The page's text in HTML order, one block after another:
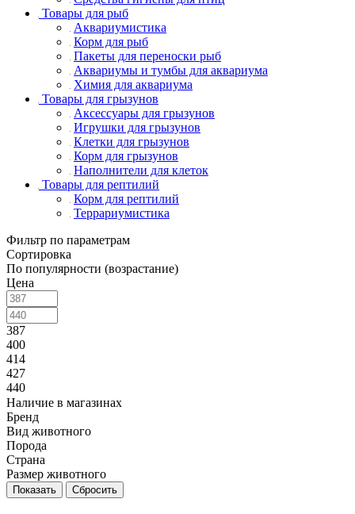
Товары для рыб
Аквариумистика
Корм для рыб
Пакеты для переноски рыб
Аквариумы и тумбы для аквариума
Химия для аквариума
Товары для грызунов
Аксессуары для грызунов
Игрушки для грызунов
Клетки для грызунов
Корм для грызунов
Наполнители для клеток
Товары для рептилий
Корм для рептилий
Террариумистика
Фильтр по параметрам
Сортировка
По популярности (возрастание)
Цена
387
400
414
427
440
Наличие в магазинах
Бренд
Вид животного
Порода
Страна
Размер животного
Сбросить